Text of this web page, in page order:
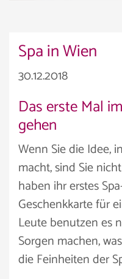
Spa in Wien
30.12.2018
Das erste Mal
gehen
Wenn Sie die Idee,
macht, sind Sie
haben ihr erstes
Geschenkkarte für
Leute benutzen es
Sorgen machen,
die Feinheiten der